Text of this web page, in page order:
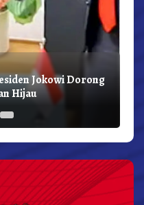
Jokowi Dorong
Hijau